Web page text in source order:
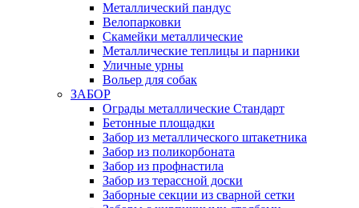
Металлический пандус
Велопарковки
Скамейки металлические
Металлические теплицы и парники
Уличные урны
Вольер для собак
ЗАБОР
Ограды металлические Стандарт
Бетонные площадки
Забор из металлического штакетника
Забор из поликорбоната
Забор из профнастила
Забор из терассной доски
Заборные секции из сварной сетки